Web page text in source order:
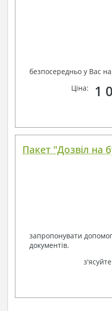
безпосередньо у Вас на
Ціна:
1
Пакет "Дозвіл на
запропонувати
документів.